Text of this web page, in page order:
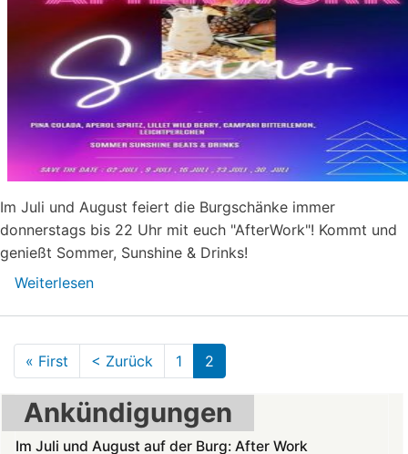
Im Juli und August feiert die Burgschänke immer
donnerstags bis 22 Uhr mit euch "AfterWork"! Kommt und
genießt Sommer, Sunshine & Drinks!
Weiterlesen
und
August
auf
der
Burg:
Seitennummerierung
« First Erste
Seite
< Zurück Vorherige
Seite
1 2
Ankündigungen
Im Juli und August auf der Burg: After Work